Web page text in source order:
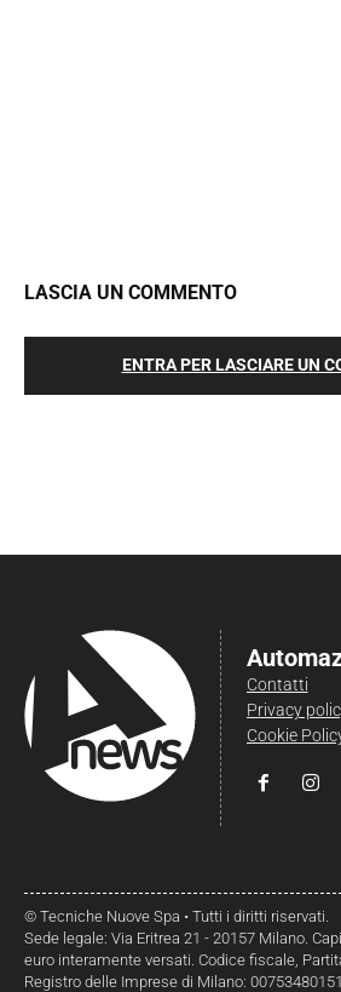
LASCIA UN COMMENTO
ENTRA PER LASCIARE UN
Contatti
Privacy
Cookie
© Tecniche Nuove Spa • Tutti i diritti riservati.
Sede legale: Via Eritrea 21 - 20157 Milano.
euro interamente versati. Codice fiscale,
Registro delle Imprese di Milano: 00753480151